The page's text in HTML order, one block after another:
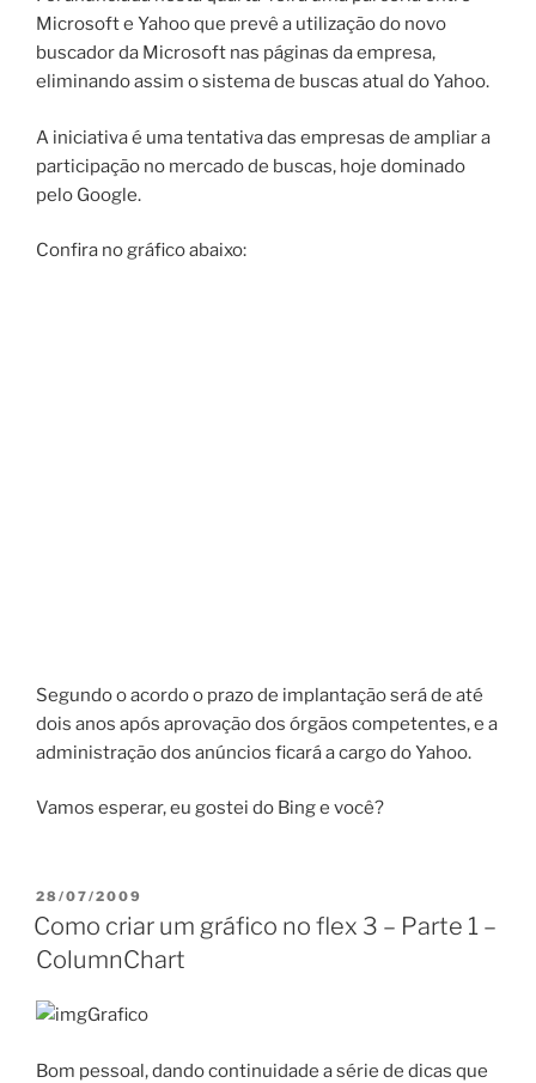
Microsoft e Yahoo que prevê a utilização do novo
buscador da Microsoft nas páginas da empresa,
eliminando assim o sistema de buscas atual do Yahoo.
A iniciativa é uma tentativa das empresas de ampliar a
participação no mercado de buscas, hoje dominado
pelo Google.
Confira no gráfico abaixo:
Segundo o acordo o prazo de implantação será de até
dois anos após aprovação dos órgãos competentes, e a
administração dos anúncios ficará a cargo do Yahoo.
Vamos esperar, eu gostei do Bing e você?
PUBLICADO
EM
28/07/2009
Como criar um gráfico no flex 3 – Parte 1 –
ColumnChart
Bom pessoal, dando continuidade a série de dicas que